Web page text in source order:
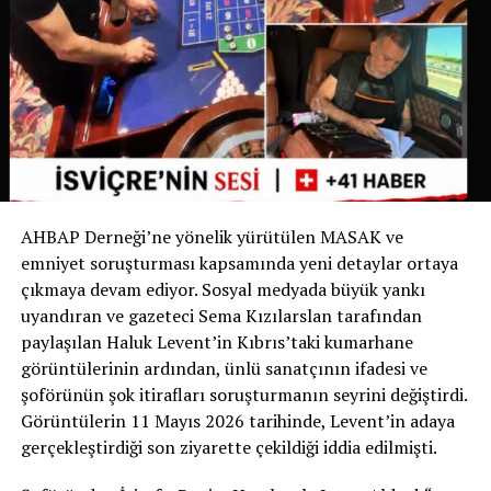
İsviçre’de Bir İlk
İsviçre devlet televizyonu RSI‘nin haberine göre bu
uygulama yalnızca Ticino’da değil, İsviçre genelinde de
bir ilk olma özelliği taşıyor. Bugüne kadar köpek sahipleri
yalnızca dışkıyı temizlemekle yükümlüyken, Chiasso
Belediyesi bu zorunluluğu idrarı da kapsayacak şekilde
genişleten ilk belediye oldu.
Yetkililer, uygulamanın başarılı olması halinde benzer
düzenlemelerin diğer İsviçre belediyelerinde de
gündeme gelebileceğini belirtiyor.
Sizce bu uygulama tüm İsviçre’de uygulanmalı mı?
Görüşlerinizi yorumlarda paylaşabilirsiniz.
Kaynak: İsviçre Devlet Televizyonu RSI
AHBAP Derneği’ne yönelik yürütülen MASAK ve
emniyet soruşturması kapsamında yeni detaylar ortaya
çıkmaya devam ediyor. Sosyal medyada büyük yankı
uyandıran ve gazeteci Sema Kızılarslan tarafından
paylaşılan Haluk Levent’in Kıbrıs’taki kumarhane
görüntülerinin ardından, ünlü sanatçının ifadesi ve
şoförünün şok itirafları soruşturmanın seyrini değiştirdi.
Görüntülerin 11 Mayıs 2026 tarihinde, Levent’in adaya
gerçekleştirdiği son ziyarette çekildiği iddia edilmişti.